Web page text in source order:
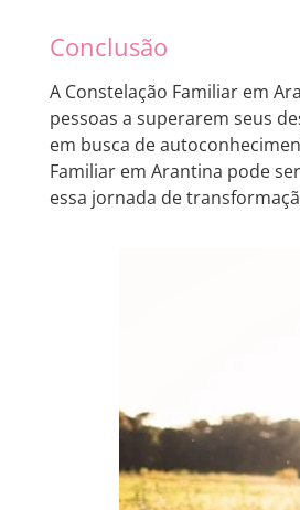
Conclusão
A Constelação Familiar em
pessoas a superarem seus
em busca de
Familiar em Arantina pode
essa jornada de